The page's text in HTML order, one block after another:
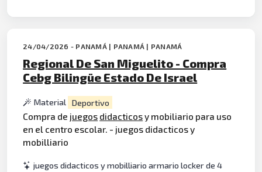
24/04/2026 - PANAMÁ | PANAMÁ | PANAMÁ
Regional De San Miguelito - Compra
Cebg Bilingüe Estado De Israel
Material Deportivo
Compra de juegos didacticosy mobiliario para uso
en el centro escolar. - juegos didacticos y
mobilliario
juegos didacticos y mobilliario armario locker de 4